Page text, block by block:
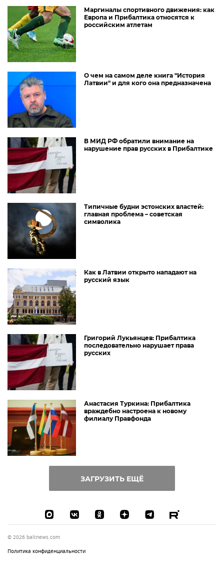
Маргиналы спортивного движения: как
Европа и Прибалтика относятся к
российским атлетам
О чем на самом деле книга "История
Латвии" и для кого она предназначена
В МИД РФ обратили внимание на
нарушение прав русских в Прибалтике
Типичные будни эстонских властей:
главная проблема – советская
символика
Как в Латвии открыто нападают на
русский язык
Григорий Лукьянцев: Прибалтика
последовательно нарушает права
русских
Анастасия Туркина: Прибалтика
враждебно настроена к новому
филиалу Правфонда
ЗАГРУЗИТЬ ЕЩЁ
© 2026 baltnews.com
Политика конфиденциальности